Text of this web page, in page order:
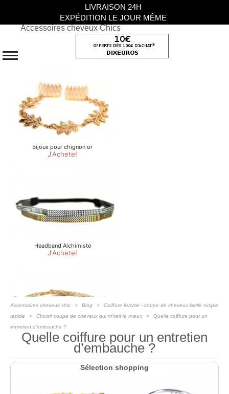
Accessoires cheveux Chics
Accessoires cheveux chic Blog
Coiffure femme - coupe de cheveux facile simple
rapide
Choisir coupe de cheveux qui m'irait le mieux
Quelle coiffure pour un
entretien d’embauche ?
Quelle coiffure pour un entretien
d’embauche ?
Sélection shopping
LIVRAISON 24H
EXPÉDITION LE JOUR MÊME